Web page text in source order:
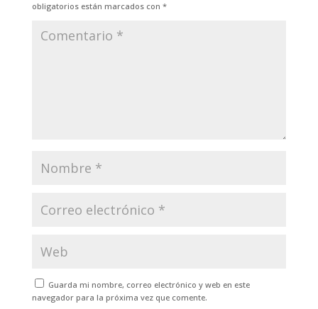
obligatorios están marcados con *
Guarda mi nombre, correo electrónico y web en este
navegador para la próxima vez que comente.